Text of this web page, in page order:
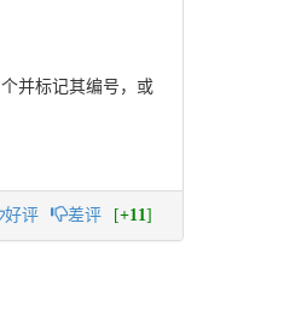
个并标记其编号，或
好评 差评 [+11]